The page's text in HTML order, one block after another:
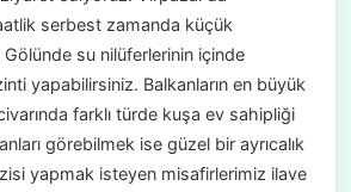
serbest zamanda küçük
su nilüferlerinin içinde
yapabilirsiniz. Balkanların en büyük
farklı türde kuşa ev sahipliği
görebilmek ise güzel bir ayrıcalık
yapmak isteyen misafirlerimiz ilave